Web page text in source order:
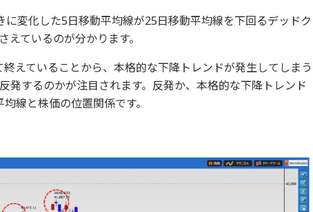
変化した5日移動平均線が25日移動平均線を下回るデッドク
ているのが分かります。
えていることから、本格的な下降トレンドが発生してしまう
発するのかが注目されます。反発か、本格的な下降トレンド
線と株価の位置関係です。